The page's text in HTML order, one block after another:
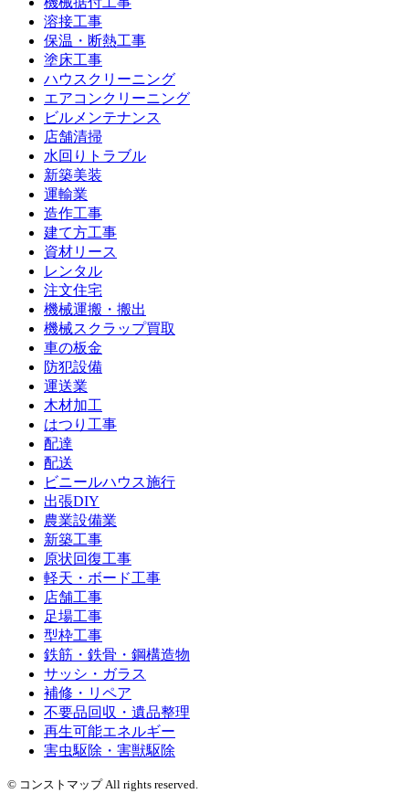
溶接工事
保温・断熱工事
塗床工事
ハウスクリーニング
エアコンクリーニング
ビルメンテナンス
店舗清掃
水回りトラブル
新築美装
運輸業
造作工事
建て方工事
資材リース
レンタル
注文住宅
機械運搬・搬出
機械スクラップ買取
車の板金
防犯設備
運送業
木材加工
はつり工事
配達
配送
ビニールハウス施行
出張DIY
農業設備業
新築工事
原状回復工事
軽天・ボード工事
店舗工事
足場工事
型枠工事
鉄筋・鉄骨・鋼構造物
サッシ・ガラス
補修・リペア
不要品回収・遺品整理
再生可能エネルギー
害虫駆除・害獣駆除
© コンストマップ All rights reserved.